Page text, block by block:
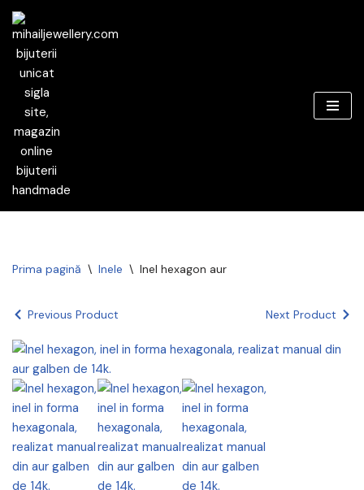
Prima pagină \ Inele \ Inel hexagon aur
Previous Product Next Product